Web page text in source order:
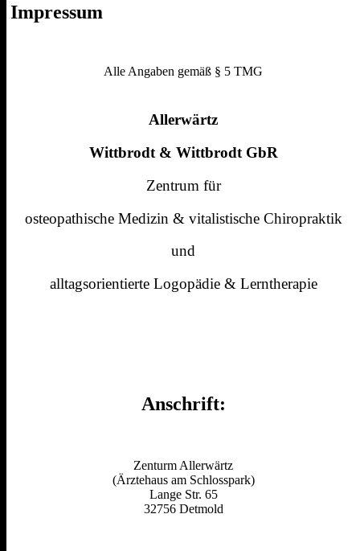
Impressum
Alle Angaben gemäß § 5 TMG
Allerwärtz
Wittbrodt & Wittbrodt GbR
Zentrum für
osteopathische Medizin & vitalistische Chiropraktik
und
alltagsorientierte Logopädie & Lerntherapie
Anschrift:
Zenturm Allerwärtz
(Ärztehaus am Schlosspark)
Lange Str. 65
32756 Detmold